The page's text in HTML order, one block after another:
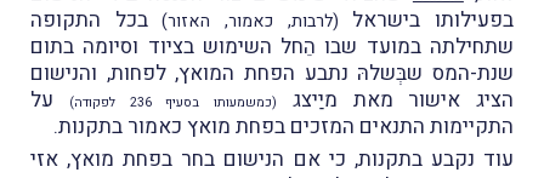
בפעילותו בישראל
(לרבות, כאמור, האזור) בכל התקופה
שתחילתה במועד שבו הֵחל השימוש בציוד וסיומה בתום
שנת-המס שבְּשלהּ נתבע הפחת המואץ, לפחות, והנישום
הציג אישור מאת מיַיצג
(כמשמעותו בסעיף 236 לפקודה)
על
התקיימות התנאים המזכים בפחת מואץ כאמור בתקנות.
עוד נקבע בתקנות, כי אם הנישום בחר בפחת מואץ, אזי